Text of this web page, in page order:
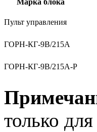
Марка блока
Пульт управления
ГОРН-КГ-9В/215А
ГОРН-КГ-9В/215А-Р
только